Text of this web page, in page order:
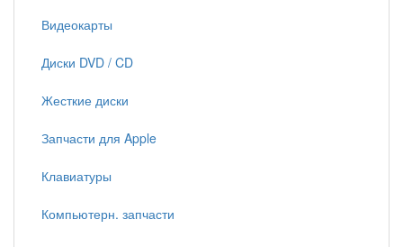
Видеокарты
Диски DVD / CD
Жесткие диски
Запчасти для Apple
Клавиатуры
Компьютерн. запчасти